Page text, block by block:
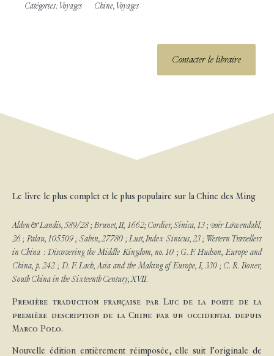
Catégories: Voyages Chine, Voyages
Contacter le libraire
Le livre le plus complet et le plus populaire sur la Chine des Ming
Alden & Landis, 589/28 ; Brunet, II, 1662; Cordier, Sinica, 13 ; voir Löwendahl,
26 ; Palau, 105509 ; Sabin, 27780 ; Lust, Index Sinicus, 23 ; Western Travellers
in China : Discovering the Middle Kingdom, no. 10 ; G. F. Hudson, Europe and
China, p. 242 ; D. F. Lach, Asia and the Making of Europe, I, 330 ; C. R. Boxer,
South China in the Sixteenth Century, XVII.
Première traduction française par Luc de la porte de la
première description de la Chine par un occidental depuis
Marco Polo.
Nouvelle édition entièrement réimposée, elle suit l’originale de